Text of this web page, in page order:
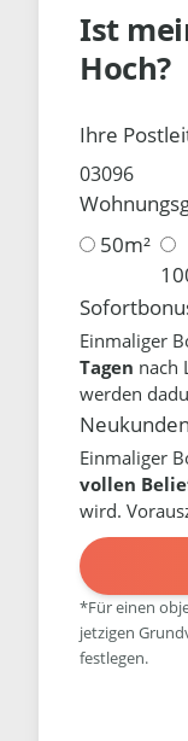
Ist
Hoch?
Ihre
50m²
Einmaliger
Tagen nach
werden
Einmaliger
vollen
wird.
*Für einen
jetzigen
festlegen.